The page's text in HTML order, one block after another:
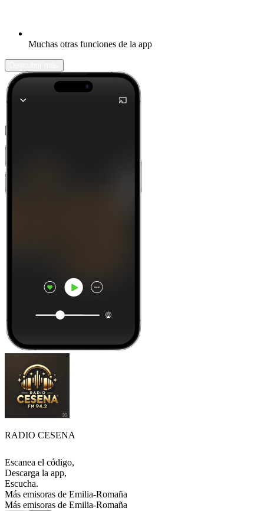
Muchas otras funciones de la app
RADIO CESENA
Escanea el código,
Descarga la app,
Escucha.
Más emisoras de Emilia-Romaña
Más emisoras de Emilia-Romaña